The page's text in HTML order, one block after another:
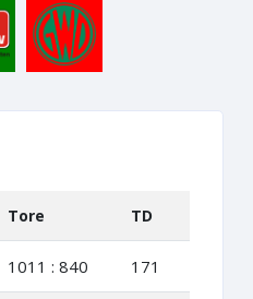
Tore TD
1011 : 840 171